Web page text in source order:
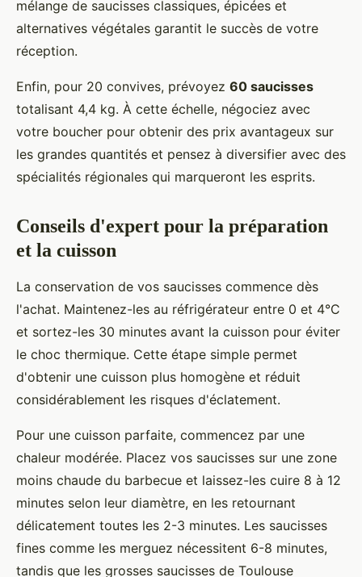
mélange de saucisses classiques, épicées et
alternatives végétales garantit le succès de votre
réception.
Enfin, pour 20 convives, prévoyez 60 saucisses
totalisant 4,4 kg. À cette échelle, négociez avec
votre boucher pour obtenir des prix avantageux sur
les grandes quantités et pensez à diversifier avec des
spécialités régionales qui marqueront les esprits.
Conseils d'expert pour la préparation
et la cuisson
La conservation de vos saucisses commence dès
l'achat. Maintenez-les au réfrigérateur entre 0 et 4°C
et sortez-les 30 minutes avant la cuisson pour éviter
le choc thermique. Cette étape simple permet
d'obtenir une cuisson plus homogène et réduit
considérablement les risques d'éclatement.
Pour une cuisson parfaite, commencez par une
chaleur modérée. Placez vos saucisses sur une zone
moins chaude du barbecue et laissez-les cuire 8 à 12
minutes selon leur diamètre, en les retournant
délicatement toutes les 2-3 minutes. Les saucisses
fines comme les merguez nécessitent 6-8 minutes,
tandis que les grosses saucisses de Toulouse